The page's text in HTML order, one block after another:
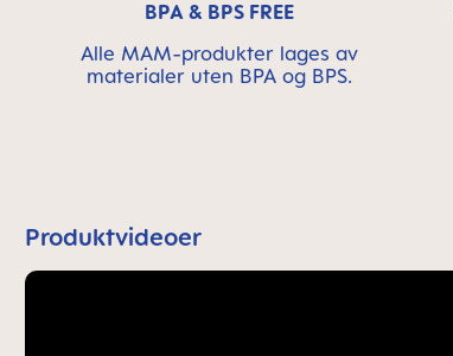
BPA & BPS FREE
Alle MAM-produkter lages av
materialer uten BPA og BPS.
Produktvideoer